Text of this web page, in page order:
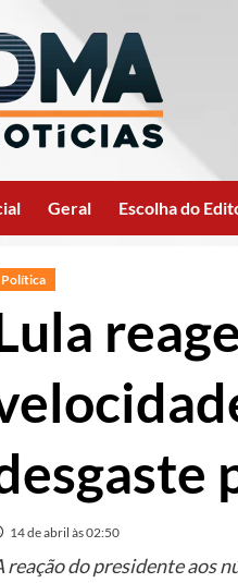
Geral Escolha do
Política
14 de abril às 02:50
reação do presidente aos